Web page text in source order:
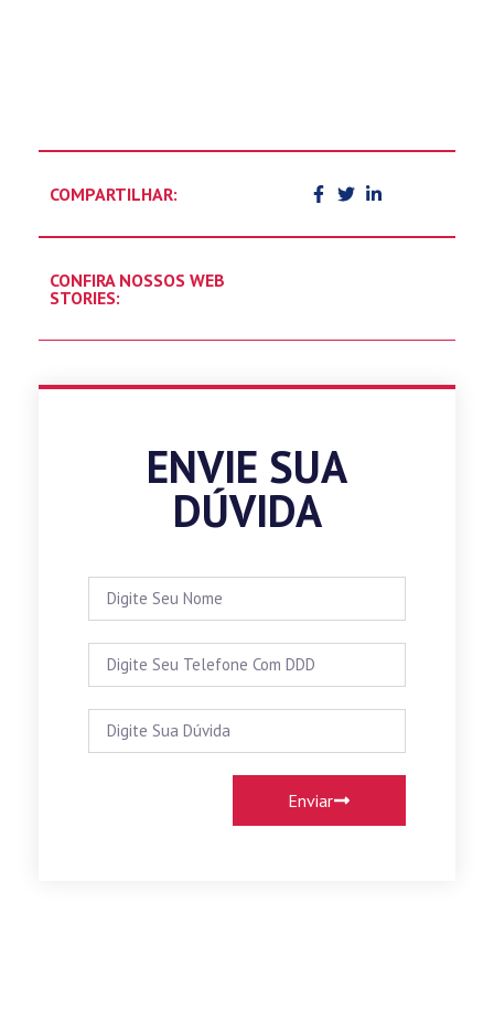
COMPARTILHAR:
CONFIRA NOSSOS WEB
STORIES:
ENVIE SUA
DÚVIDA
Enviar